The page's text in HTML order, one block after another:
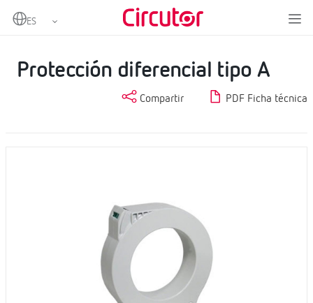
Home Protección y control
Protección diferencial
Protección diferencial tipo A
Compartir PDF Ficha técnica